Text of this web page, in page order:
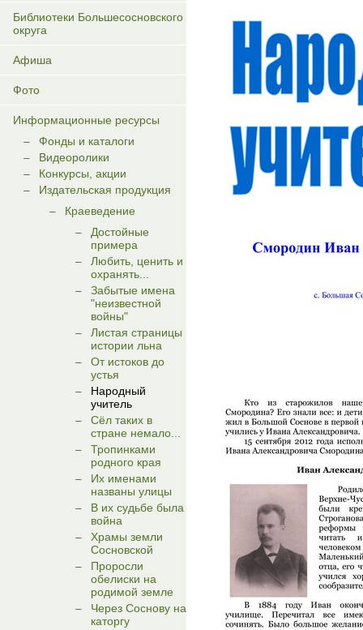
Библиотеки Большесосновского
округа
Афиша
Фото
Информационные ресурсы
Фонды и каталоги
Видеоролики
Конкурсы, акции
Издательская продукция
Краеведение
Достойные
примера
Любить, ценить и
охранять...
Забытые имена
"неизвестной
войны"
Листая страницы
истории льна
От истоков до
устья
Народный
учитель
Сёл таких в
стране немало...
Тропинками
родного края
Их именами
названы улицы
В их судьбе была
война
Храмы земли
Сосновской
Проросли
обелиски на
родимой земле
Через Соснову на
каторгу